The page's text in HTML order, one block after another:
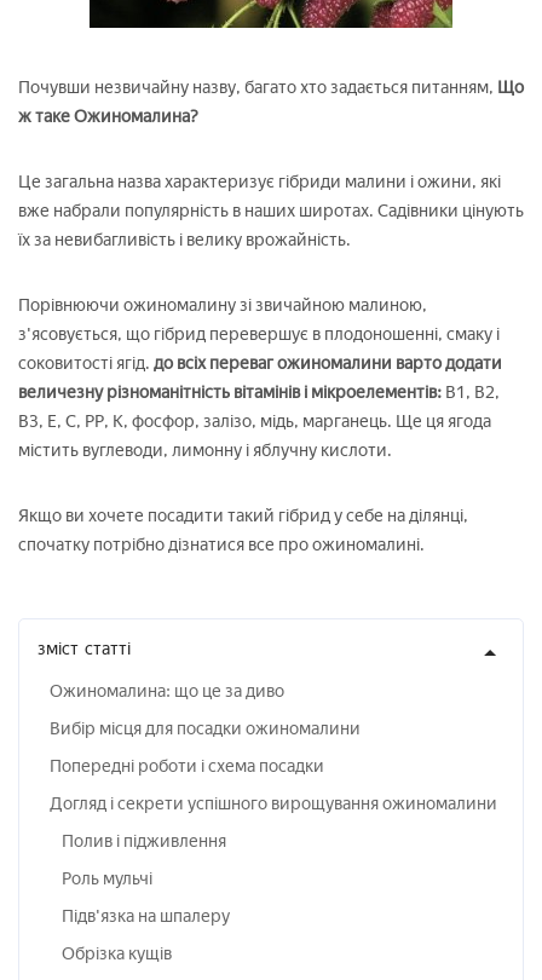
Почувши незвичайну назву, багато хто задається питанням, Що
ж таке Ожиномалина?
Це загальна назва характеризує гібриди малини і ожини, які
вже набрали популярність в наших широтах. Садівники цінують
їх за невибагливість і велику врожайність.
Порівнюючи ожиномалину зі звичайною малиною,
з'ясовується, що гібрид перевершує в плодоношенні, смаку і
соковитості ягід. до всіх переваг ожиномалини варто додати
величезну різноманітність вітамінів і мікроелементів: В1, В2,
В3, Е, С, РР, К, фосфор, залізо, мідь, марганець. Ще ця ягода
містить вуглеводи, лимонну і яблучну кислоти.
Якщо ви хочете посадити такий гібрид у себе на ділянці,
спочатку потрібно дізнатися все про ожиномалині.
зміст статті
Ожиномалина: що це за диво
Вибір місця для посадки ожиномалини
Попередні роботи і схема посадки
Догляд і секрети успішного вирощування ожиномалини
Полив і підживлення
Роль мульчі
Підв'язка на шпалеру
Обрізка кущів